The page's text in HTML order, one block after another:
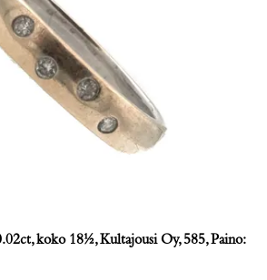
koko 18½, Kultajousi Oy, 585, Paino: